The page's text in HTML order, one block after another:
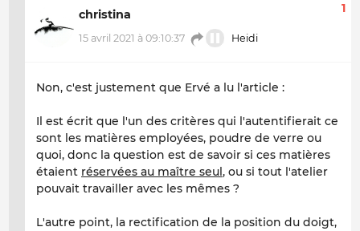
christina
15 avril 2021 à 09:10:37 Heidi
1
Non, c'est justement que Ervé a lu l'article :
Il est écrit que l'un des critères qui l'autentifierait ce
sont les matières employées, poudre de verre ou
quoi, donc la question est de savoir si ces matières
étaient réservées au maître seul, ou si tout l'atelier
pouvait travailler avec les mêmes ?
L'autre point, la rectification de la position du doigt,